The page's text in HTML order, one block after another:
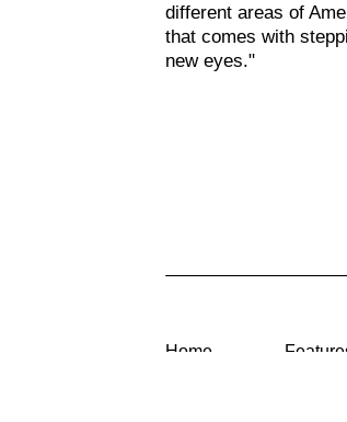
different areas of
that comes with
new eyes."
Home